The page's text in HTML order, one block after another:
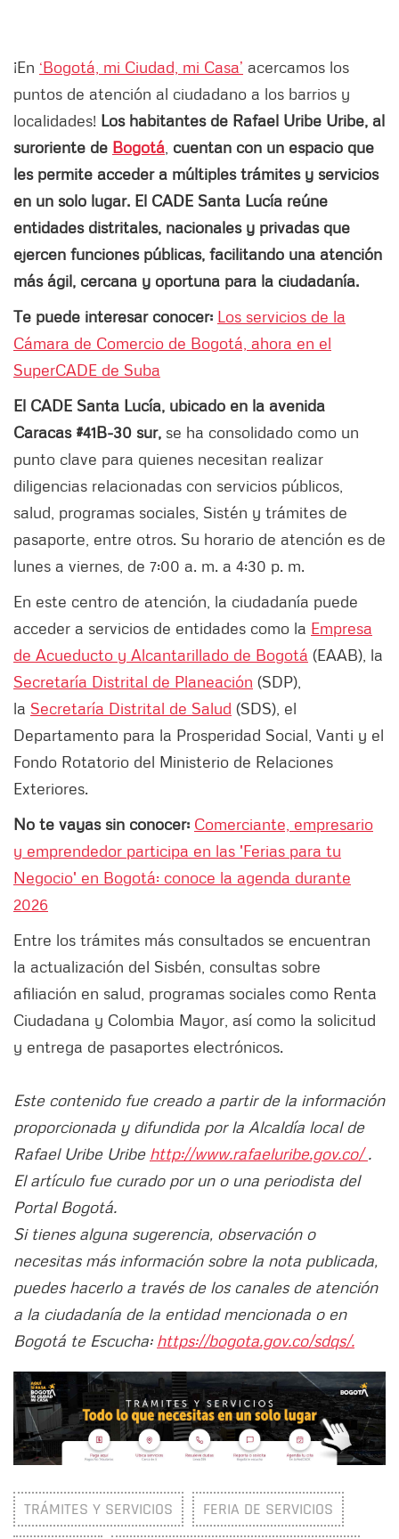
¡En ‘Bogotá, mi Ciudad, mi Casa’ acercamos los
puntos de atención al ciudadano a los barrios y
localidades! Los habitantes de Rafael Uribe Uribe, al
suroriente de Bogotá cuentan con un espacio que
les permite acceder a múltiples trámites y servicios
en un solo lugar. El CADE Santa Lucía reúne
entidades distritales, nacionales y privadas que
ejercen funciones públicas, facilitando una atención
más ágil, cercana y oportuna para la ciudadanía.
Te puede interesar conocer: Los servicios de la
Cámara de Comercio de Bogotá, ahora en el
SuperCADE de Suba
El CADE Santa Lucía, ubicado en la avenida
Caracas #41B-30 sur, se ha consolidado como un
punto clave para quienes necesitan realizar
diligencias relacionadas con servicios públicos,
salud, programas sociales, Sistén y trámites de
pasaporte, entre otros. Su horario de atención es de
lunes a viernes, de 7:00 a. m. a 4:30 p. m.
En este centro de atención, la ciudadanía puede
acceder a servicios de entidades como la Empresa
de Acueducto y Alcantarillado de Bogotá (EAAB), la
Secretaría Distrital de Planeación (SDP),
la Secretaría Distrital de Salud (SDS), el
Departamento para la Prosperidad Social, Vanti y el
Fondo Rotatorio del Ministerio de Relaciones
Exteriores.
No te vayas sin conocer: Comerciante, empresario
y emprendedor participa en las 'Ferias para tu
Negocio' en Bogotá: conoce la agenda durante
2026
Entre los trámites más consultados se encuentran
la actualización del Sisbén, consultas sobre
afiliación en salud, programas sociales como Renta
Ciudadana y Colombia Mayor, así como la solicitud
y entrega de pasaportes electrónicos.
Este contenido fue creado a partir de la información
proporcionada y difundida por la Alcaldía local de
Rafael Uribe Uribe http://www.rafaeluribe.gov.co/.
El artículo fue curado por un o una periodista del
Portal Bogotá.
Si tienes alguna sugerencia, observación o
necesitas más información sobre la nota publicada,
puedes hacerlo a través de los canales de atención
a la ciudadanía de la entidad mencionada o en
Bogotá te Escucha: https://bogota.gov.co/sdqs/.
TRÁMITES Y SERVICIOS FERIA DE SERVICIOS